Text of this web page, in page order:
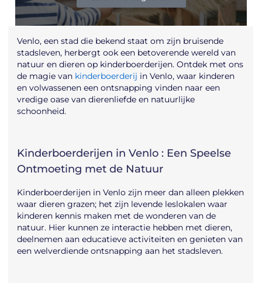
Venlo, een stad die bekend staat om zijn bruisende
stadsleven, herbergt ook een betoverende wereld van
natuur en dieren op kinderboerderijen. Ontdek met ons
de magie van kinderboerderij in Venlo, waar kinderen
en volwassenen een ontsnapping vinden naar een
vredige oase van dierenliefde en natuurlijke
schoonheid.
Kinderboerderijen in Venlo : Een Speelse
Ontmoeting met de Natuur
Kinderboerderijen in Venlo zijn meer dan alleen plekken
waar dieren grazen; het zijn levende leslokalen waar
kinderen kennis maken met de wonderen van de
natuur. Hier kunnen ze interactie hebben met dieren,
deelnemen aan educatieve activiteiten en genieten van
een welverdiende ontsnapping aan het stadsleven.